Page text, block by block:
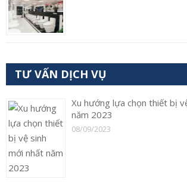
TƯ VẤN DỊCH VỤ
Xu hướng lựa chọn thiết bị
năm 2023
08/09/2023